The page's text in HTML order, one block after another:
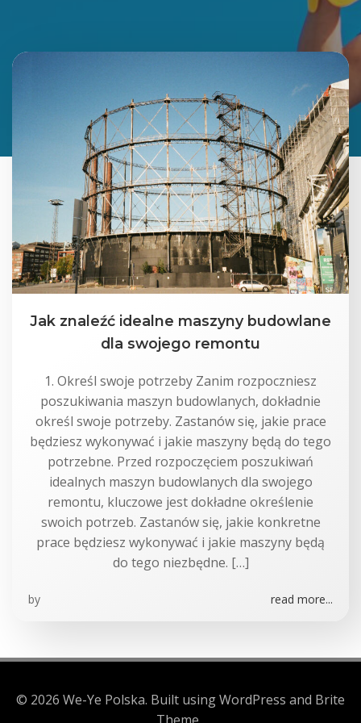
Jak znaleźć idealne maszyny budowlane
dla swojego remontu
1. Określ swoje potrzeby Zanim rozpoczniesz
poszukiwania maszyn budowlanych, dokładnie
określ swoje potrzeby. Zastanów się, jakie prace
będziesz wykonywać i jakie maszyny będą do tego
potrzebne. Przed rozpoczęciem poszukiwań
idealnych maszyn budowlanych dla swojego
remontu, kluczowe jest dokładne określenie
swoich potrzeb. Zastanów się, jakie konkretne
prace będziesz wykonywać i jakie maszyny będą
do tego niezbędne. […]
by read more...
© 2026 We-Ye Polska. Built using WordPress and Brite